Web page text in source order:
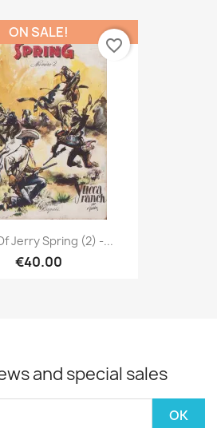
Jerry Spring (2) -...
€40.00
ON SALE!
favorite_border
and special sales